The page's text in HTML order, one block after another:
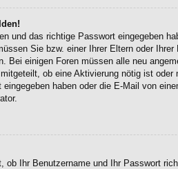
und das richtige Passwort eingegeben
Sie bzw. einer Ihrer Eltern oder
einigen Foren müssen alle neu
ob eine Aktivierung nötig ist
haben oder die E-Mail von
Ihr Benutzername und Ihr Passwort